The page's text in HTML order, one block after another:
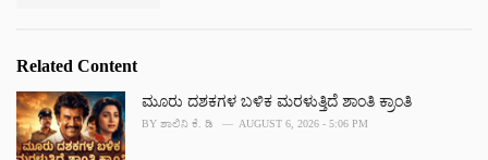
Related Content
ಮೂರು ದಶಕಗಳ ಬಳಿಕ ಮರಳುತ್ತಿದೆ ಶಾಂತಿ ಕ್ರಾಂತಿ
BY ಶಾಲಿನಿ ಕೆ. ಡಿ AUGUST 6, 2026 - 5:06 PM